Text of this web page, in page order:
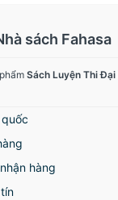
sách Fahasa
Sách Luyện Thi
hàng